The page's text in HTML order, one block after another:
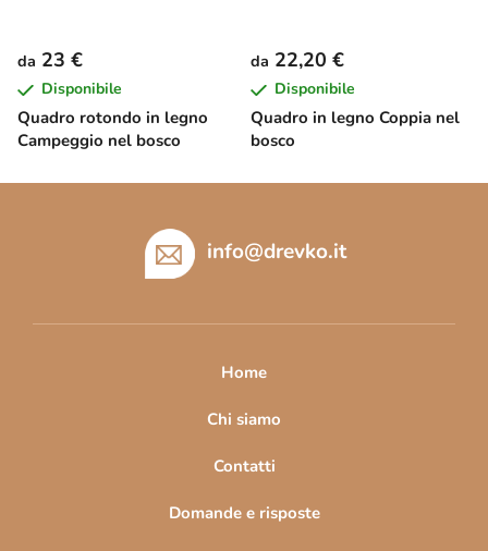
Quadro rotondo in legno
Campeggio nel bosco
da 23 €
Disponibile
Quadro in legno Coppia nel
bosco
da 22,20 €
Disponibile
info@drevko.it
Home
Chi siamo
Contatti
Domande e risposte